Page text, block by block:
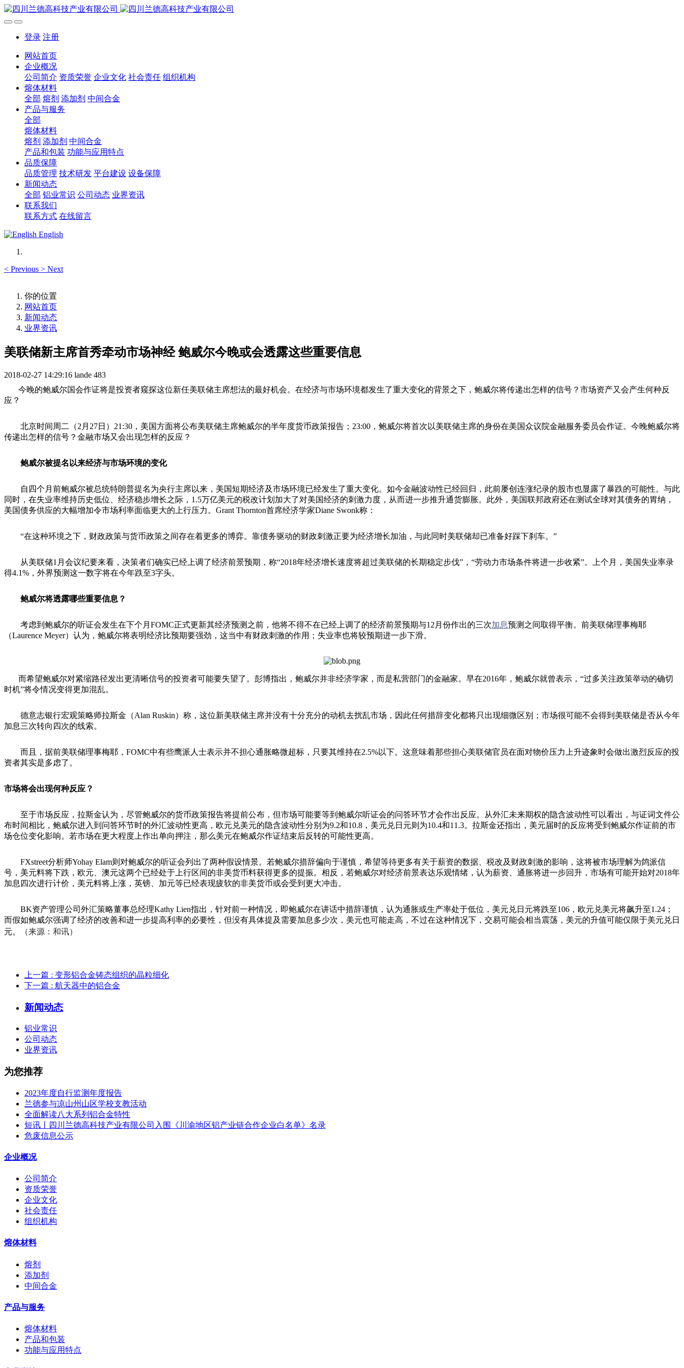
登录 注册
网站首页
企业概况
公司简介 资质荣誉 企业文化 社会责任 组织机构
熔体材料
全部 熔剂 添加剂 中间合金
产品与服务
全部
熔体材料
熔剂 添加剂 中间合金
产品和包装 功能与应用特点
品质保障
品质管理 技术研发 平台建设 设备保障
新闻动态
全部 铝业常识 公司动态 业界资讯
联系我们
联系方式 在线留言
English
< Previous > Next
你的位置
网站首页
新闻动态
业界资讯
美联储新主席首秀牵动市场神经 鲍威尔今晚或会透露这些重要信息
2018-02-27 14:29:16 lande 483
今晚的鲍威尔国会作证将是投资者窥探这位新任美联储主席想法的最好机会。在经济与市场环境都发生了重大变化的背景之下，鲍威尔将传递出怎样的信号？市场资产又会产生何种反
应？
北京时间周二（2月27日）21:30，美国方面将公布美联储主席鲍威尔的半年度货币政策报告；23:00，鲍威尔将首次以美联储主席的身份在美国众议院金融服务委员会作证。今晚鲍威尔将
传递出怎样的信号？金融市场又会出现怎样的反应？
鲍威尔被提名以来经济与市场环境的变化
自四个月前鲍威尔被总统特朗普提名为央行主席以来，美国短期经济及市场环境已经发生了重大变化。如今金融波动性已经回归，此前屡创连涨纪录的股市也显露了暴跌的可能性。与此
同时，在失业率维持历史低位、经济稳步增长之际，1.5万亿美元的税改计划加大了对美国经济的刺激力度，从而进一步推升通货膨胀。此外，美国联邦政府还在测试全球对其债务的胃纳，
美国债务供应的大幅增加令市场利率面临更大的上行压力。Grant Thornton首席经济学家Diane Swonk称：
“在这种环境之下，财政政策与货币政策之间存在着更多的博弈。靠债务驱动的财政刺激正要为经济增长加油，与此同时美联储却已准备好踩下刹车。”
从美联储1月会议纪要来看，决策者们确实已经上调了经济前景预期，称“2018年经济增长速度将超过美联储的长期稳定步伐”，“劳动力市场条件将进一步收紧”。上个月，美国失业率录
得4.1%，外界预测这一数字将在今年跌至3字头。
鲍威尔将透露哪些重要信息？
考虑到鲍威尔的听证会发生在下个月FOMC正式更新其经济预测之前，他将不得不在已经上调了的经济前景预期与12月份作出的三次加息预测之间取得平衡。前美联储理事梅耶
（Laurence Meyer）认为，鲍威尔将表明经济比预期要强劲，这当中有财政刺激的作用；失业率也将较预期进一步下滑。
而希望鲍威尔对紧缩路径发出更清晰信号的投资者可能要失望了。彭博指出，鲍威尔并非经济学家，而是私营部门的金融家。早在2016年，鲍威尔就曾表示，“过多关注政策举动的确切
时机”将令情况变得更加混乱。
德意志银行宏观策略师拉斯金（Alan Ruskin）称，这位新美联储主席并没有十分充分的动机去扰乱市场，因此任何措辞变化都将只出现细微区别；市场很可能不会得到美联储是否从今年
加息三次转向四次的线索。
而且，据前美联储理事梅耶，FOMC中有些鹰派人士表示并不担心通胀略微超标，只要其维持在2.5%以下。这意味着那些担心美联储官员在面对物价压力上升迹象时会做出激烈反应的投
资者其实是多虑了。
市场将会出现何种反应？
至于市场反应，拉斯金认为，尽管鲍威尔的货币政策报告将提前公布，但市场可能要等到鲍威尔听证会的问答环节才会作出反应。从外汇未来期权的隐含波动性可以看出，与证词文件公
布时间相比，鲍威尔进入到问答环节时的外汇波动性更高，欧元兑美元的隐含波动性分别为9.2和10.8，美元兑日元则为10.4和11.3。拉斯金还指出，美元届时的反应将受到鲍威尔作证前的市
场仓位变化影响。若市场在更大程度上作出单向押注，那么美元在鲍威尔作证结束后反转的可能性更高。
FXstreet分析师Yohay Elam则对鲍威尔的听证会列出了两种假设情景。若鲍威尔措辞偏向于谨慎，希望等待更多有关于薪资的数据、税改及财政刺激的影响，这将被市场理解为鸽派信
号，美元料将下跌，欧元、澳元这两个已经处于上行区间的非美货币料获得更多的提振。相反，若鲍威尔对经济前景表达乐观情绪，认为薪资、通胀将进一步回升，市场有可能开始对2018年
加息四次进行计价，美元料将上涨，英镑、加元等已经表现疲软的非美货币或会受到更大冲击。
BK资产管理公司外汇策略董事总经理Kathy Lien指出，针对前一种情况，即鲍威尔在讲话中措辞谨慎，认为通胀或生产率处于低位，美元兑日元将跌至106，欧元兑美元将飙升至1.24；
而假如鲍威尔强调了经济的改善和进一步提高利率的必要性，但没有具体提及需要加息多少次，美元也可能走高，不过在这种情况下，交易可能会相当震荡，美元的升值可能仅限于美元兑日
元。
（来源：和讯）
上一篇 : 变形铝合金铸态组织的晶粒细化
下一篇 : 航天器中的铝合金
新闻动态
铝业常识
公司动态
业界资讯
为您推荐
2023年度自行监测年度报告
兰德参与凉山州山区学校支教活动
全面解读八大系列铝合金特性
短讯丨四川兰德高科技产业有限公司入围《川渝地区铝产业链合作企业白名单》名录
危废信息公示
企业概况
公司简介
资质荣誉
企业文化
社会责任
组织机构
熔体材料
熔剂
添加剂
中间合金
产品与服务
熔体材料
产品和包装
功能与应用特点